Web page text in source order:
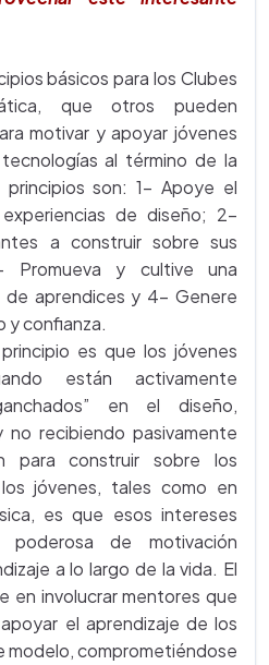
básicos para los Clubes
que otros pueden
motivar y apoyar jóvenes
al término de la
principios son: 1- Apoye el
de diseño; 2-
a construir sobre sus
Promueva y cultive una
de aprendices y 4- Genere
y confianza.
es que los jóvenes
están activamente
en el diseño,
recibiendo pasivamente
para construir sobre los
jóvenes, tales como en
es que esos intereses
de motivación
a lo largo de la vida. El
en involucrar mentores que
el aprendizaje de los
modelo, comprometiéndose